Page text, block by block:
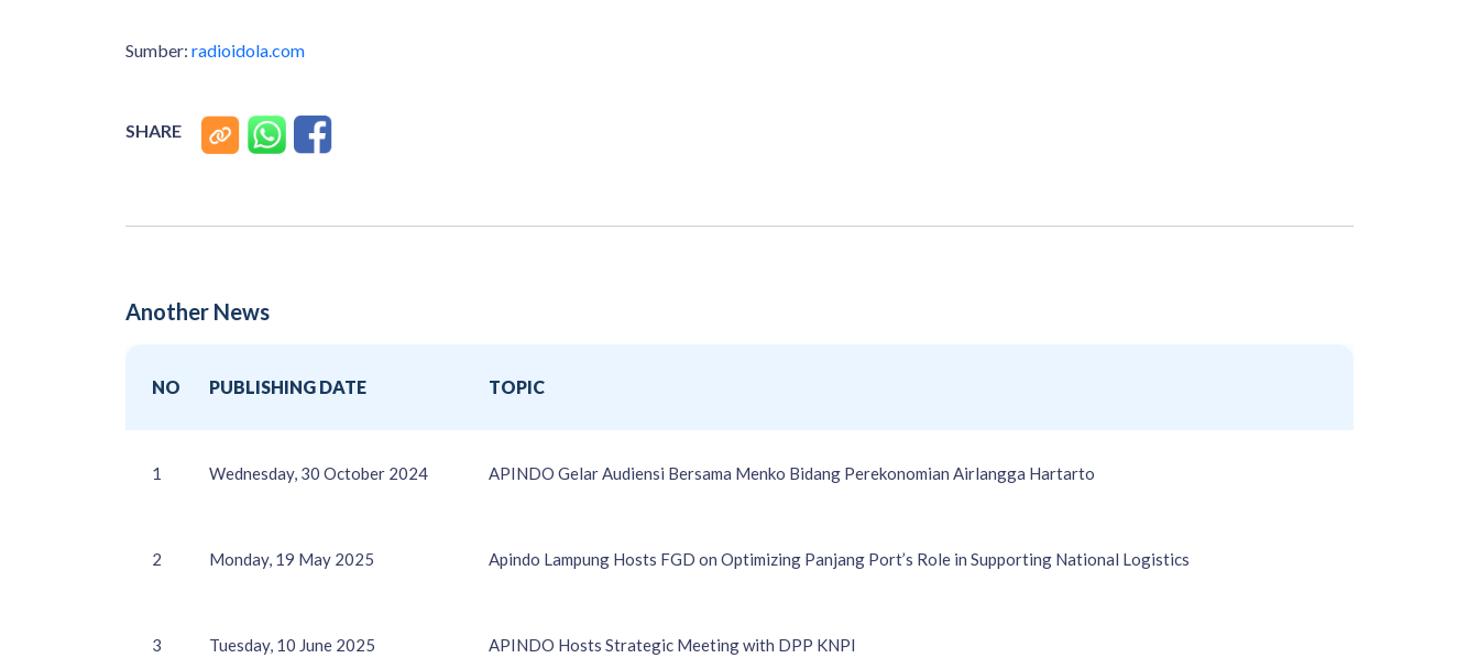
Sumber: radioidola.com
SHARE
Another News
NO PUBLISHING DATE TOPIC
1 Wednesday, 30 October 2024 APINDO Gelar Audiensi Bersama Menko Bidang Perekonomian Airlangga Hartarto
2 Monday, 19 May 2025 Apindo Lampung Hosts FGD on Optimizing Panjang Port’s Role in Supporting National Logistics
3 Tuesday, 10 June 2025 APINDO Hosts Strategic Meeting with DPP KNPI